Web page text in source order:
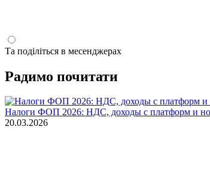
Та поділіться в месенджерах
Радимо почитати
Налоги ФОП 2026: НДС, доходы с платформ и
20.03.2026